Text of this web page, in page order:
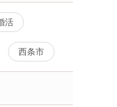
活
西条市